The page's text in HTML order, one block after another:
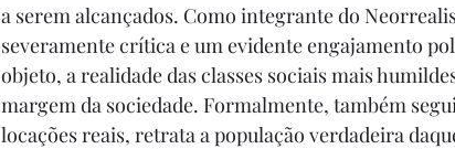
a serem alcançados. Como integrante do
severamente crítica e um evidente engajamento
objeto, a realidade das classes sociais mais
margem da sociedade. Formalmente, também
locações reais, retrata a população verdadeira